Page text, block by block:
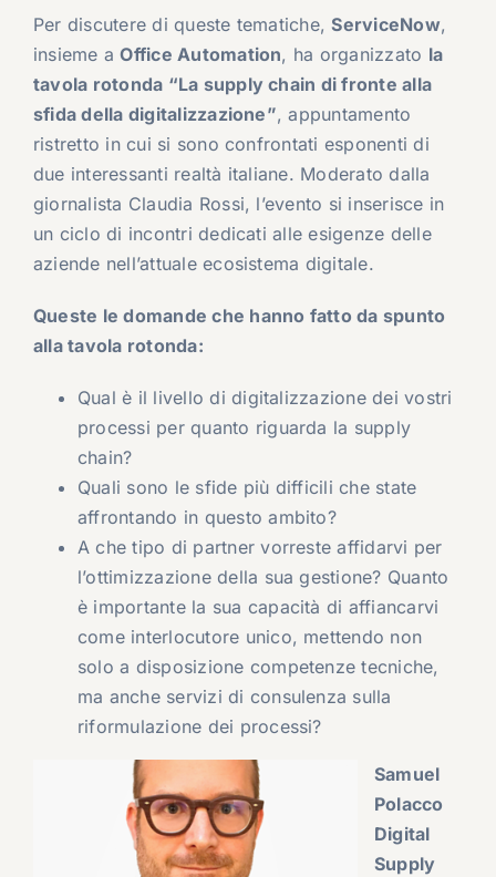
Per discutere di queste tematiche,ServiceNow,
insieme aOffice Automation, ha organizzato la
tavola rotonda “La supply chain di fronte alla
sfida della digitalizzazione”, appuntamento
ristretto in cui si sono confrontati esponenti di
due interessanti realtà italiane. Moderato dalla
giornalista Claudia Rossi, l’evento si inserisce in
un ciclo di incontri dedicati alle esigenze delle
aziende nell’attuale ecosistema digitale.
Queste le domande che hanno fatto da spunto
alla tavola rotonda:
Qual è il livello di digitalizzazione dei vostri
processi per quanto riguarda la supply
chain?
Quali sono le sfide più difficili che state
affrontando in questo ambito?
A che tipo di partner vorreste affidarvi per
l’ottimizzazione della sua gestione? Quanto
è importante la sua capacità di affiancarvi
come interlocutore unico, mettendo non
solo a disposizione competenze tecniche,
ma anche servizi di consulenza sulla
riformulazione dei processi?
Samuel
Polacco
Digital
Supply